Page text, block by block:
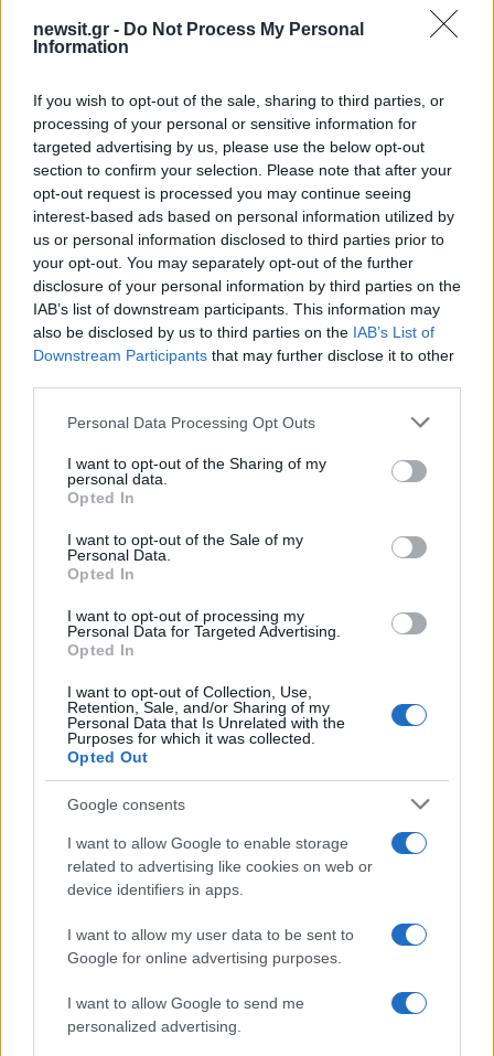
newsit.gr - Do Not Process My Personal
Information
If you wish to opt-out of the sale, sharing to third parties, or
processing of your personal or sensitive information for
targeted advertising by us, please use the below opt-out
section to confirm your selection. Please note that after your
opt-out request is processed you may continue seeing
interest-based ads based on personal information utilized by
us or personal information disclosed to third parties prior to
your opt-out. You may separately opt-out of the further
disclosure of your personal information by third parties on the
IAB’s list of downstream participants. This information may
also be disclosed by us to third parties on the IAB’s List of
Downstream Participants that may further disclose it to other
Please note that this website/app uses one or more Google
not limited to your visit or usage behaviour. You may click to
grant or deny consent to Google and its third-party tags to
use your data for below specified purposes in below Google
consent section.
Personal Data Processing Opt Outs
I want to opt-out of the Sharing of my
personal data.
Opted In
I want to opt-out of the Sale of my
Personal Data.
Opted In
I want to opt-out of processing my
Personal Data for Targeted Advertising.
Opted In
I want to opt-out of Collection, Use,
Retention, Sale, and/or Sharing of my
Personal Data that Is Unrelated with the
Purposes for which it was collected.
Opted Out
Google consents
I want to allow Google to enable storage
related to advertising like cookies on web or
device identifiers in apps.
I want to allow my user data to be sent to
Google for online advertising purposes.
I want to allow Google to send me
personalized advertising.
Σχόλια
Σχολίασε εδώ
2000 /2000
Όροι Χρήσης. Το site προστατεύεται από reCAPTCHA, ισχύουν
Πολιτική Απορρήτου&Όροι Χρήσηςτης Google.
Lifestyle
ΑΛΕΞΑΝΔΡΑ ΝΙΚΑ
ΚΩΝΣΤΑΝΤΙΝΟΣ ΑΡΓΥΡΟΣ
ΜΑΡΙΑΝΝΑ ΛΑΤΣΗ
Ακολουθήστε το Νewsit.gr στοGoogle News
τελευταία νέατης ημέρας
Στη ΓΑΔΑ η 46χρονη που
κατηγορείται για
συμμετοχή στην τραγωδία
της Μαρφίν - Μεταφέρθηκε
απευθείας από το
αεροδρόμιο
Τραμπ: «Ο πόλεμος με
Ιράν θα τελειώσει
σύντομα – Εμείς
τα Στενά του